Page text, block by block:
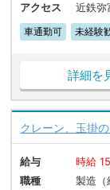
アクセス
近鉄弥
車通勤可 未経験
詳細を
クレーン、玉掛
給与
時給
職種
製造（